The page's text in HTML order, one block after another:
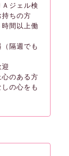
Ａジェル検
持ちの方
間以上働
（隔週でも
迎
心のある方
しの心をも